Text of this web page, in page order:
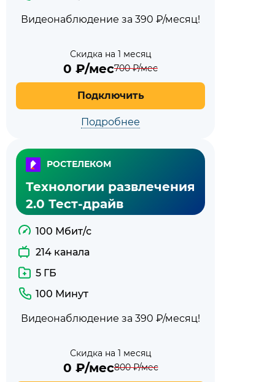
Видеонаблюдение за 390 ₽/месяц!
Скидка на 1 месяц
0 ₽/мес700₽/мес
Подключить
Подробнее
РОСТЕЛЕКОМ
Технологии развлечения
2.0 Тест-драйв
100 Мбит/с
214 канала
5 ГБ
100 Минут
Видеонаблюдение за 390 ₽/месяц!
Скидка на 1 месяц
0 ₽/мес800₽/мес